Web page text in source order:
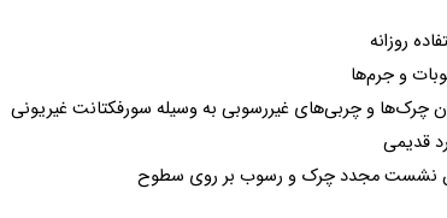
روزانه
و جرم‌ها
چرک‌ها و چربی‌های غیررسوبی به وسیله سورفکتانت غیریونی
قدیمی
نشست مجدد چرک و رسوب بر روی سطوح